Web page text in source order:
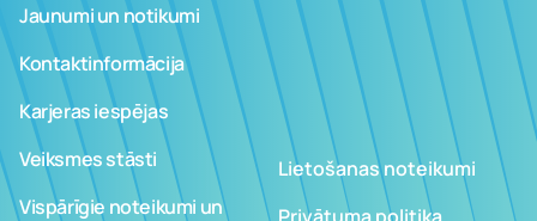
Jaunumi un notikumi
Kontaktinformācija
Karjeras iespējas
Veiksmes stāsti
Vispārīgie noteikumi un
Lietošanas noteikumi
Privātuma politika